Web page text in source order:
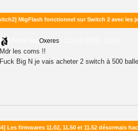
MigFlash fonctionnel sur Switch 2 avec les
Oxeres
Mdr les coms !!
Fuck Big N je vais acheter 2 switch à 500
Les firmwares 11.02, 11.50 et 11.52 désormais